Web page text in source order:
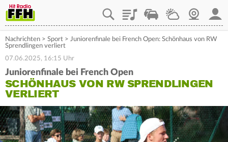
PlaylistStaupilotWetterWebcam
Nachrichten > Sport > Juniorenfinale bei French Open: Schönhaus von RW
Sprendlingen verliert
07.06.2025, 16:15 Uhr
Juniorenfinale bei French Open
SCHÖNHAUS VON RW SPRENDLINGEN
VERLIERT